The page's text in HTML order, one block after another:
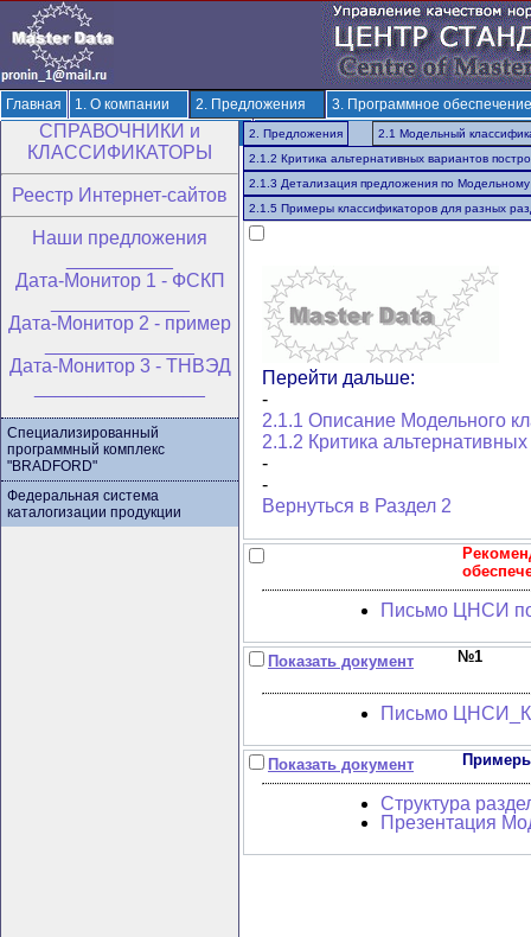
Главная 1. О компании 2. Предложения
3. Программное обеспечение
6. Разработка ОКВЭД-3 и ОКПД-3
7. Решения по терминологии и
CПРАВОЧНИКИ и
КЛАССИФИКАТОРЫ
Реестр Интернет-сайтов
Hаши предложения
Дата-Монитор 1 - ФСКП
Дата-Монитор 2 - пример
Дата-Монитор 3 - ТНВЭД
Специализированный
программный комплекс
"BRADFORD"
Федеральная система
каталогизации продукции
2. Предложения
2.1 Модельный
2.1.2 Критика альтернативных вариантов
2.1.3 Детализация предложения по Модельному
2.1.5 Примеры классификаторов для разных
Перейти дальше:
-
2.1.1 Описание Модельного
2.1.2 Критика
-
-
Вернуться в Раздел 2
Письмо ЦНСИ по
Показать документ №1
Письмо
Показать документ
Структура
Презентация